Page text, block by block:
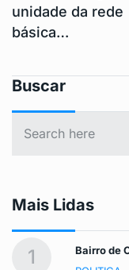
unidade da rede
básica…
Buscar
Mais Lidas
1
Bairro de